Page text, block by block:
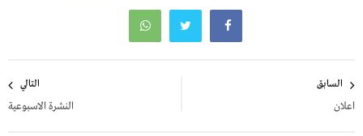
المقالات
السابق
اعلان
التالي
النشرة الاسبوعية